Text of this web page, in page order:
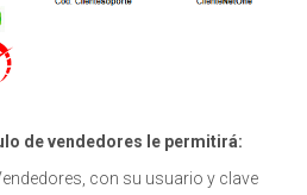
de vendedores le permitirá:
con su usuario y clave